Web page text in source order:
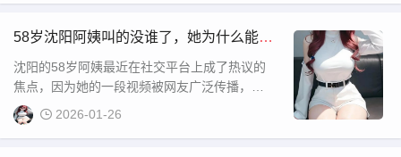
该链接后，它会引导你跳转到App Store的下载
58岁沈阳阿姨叫的没谁了，她为什么能引
起大家的关注？
沈阳的58岁阿姨最近在社交平台上成了热议的
焦点，因为她的一段视频被网友广泛传播，视
频里她高声喊道“叫的没谁了”，这句话迅速引发
了众多讨论。很多人对此产生了好奇，想了解
2026-01-26